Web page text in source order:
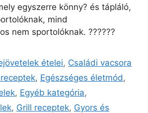
egyszerre könny? és tápláló,
mind
nem sportolóknak. ??????
ételei, Családi vacsora
, Egészséges életmód ,
, Egyéb kategória,
, Grill receptek, Gyors és